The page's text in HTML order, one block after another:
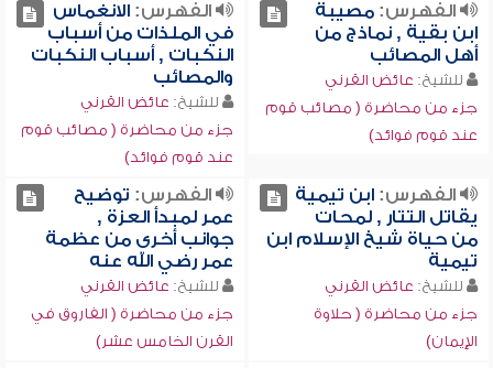
الفهرس:مصيبة
ابن بقية , نماذج من
أهل المصائب
للشيخ: عائض القرني
جزء من محاضرة ( مصائب قوم
عند قوم فوائد)
الفهرس:الانغماس
في الملذات من أسباب
النكبات , أسباب النكبات
والمصائب
للشيخ: عائض القرني
جزء من محاضرة ( مصائب قوم
عند قوم فوائد)
الفهرس:ابن تيمية
يقاتل التتار , لمحات
من حياة شيخ الإسلام ابن
تيمية
للشيخ: عائض القرني
جزء من محاضرة ( حلاوة
الإيمان)
الفهرس: توضيح
عمر لمبدأ العزة ,
جوانب أخرى من عظمة
عمر رضي الله عنه
للشيخ: عائض القرني
جزء من محاضرة ( الفاروق في
القرن الخامس عشر)